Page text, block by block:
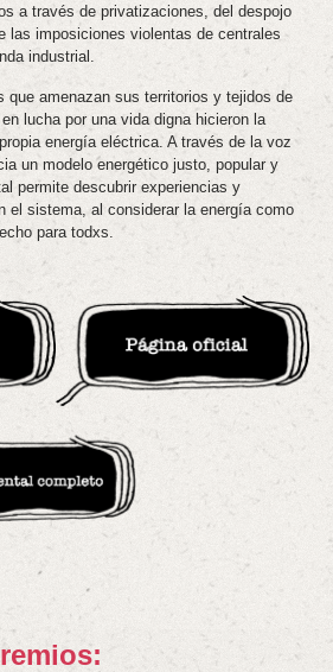
a través de privatizaciones, del despojo
las imposiciones violentas de centrales
industrial.
que amenazan sus territorios y tejidos de
lucha por una vida digna hicieron la
energía eléctrica. A través de la voz
un modelo energético justo, popular y
permite descubrir experiencias y
el sistema, al considerar la energía como
para todxs.
: